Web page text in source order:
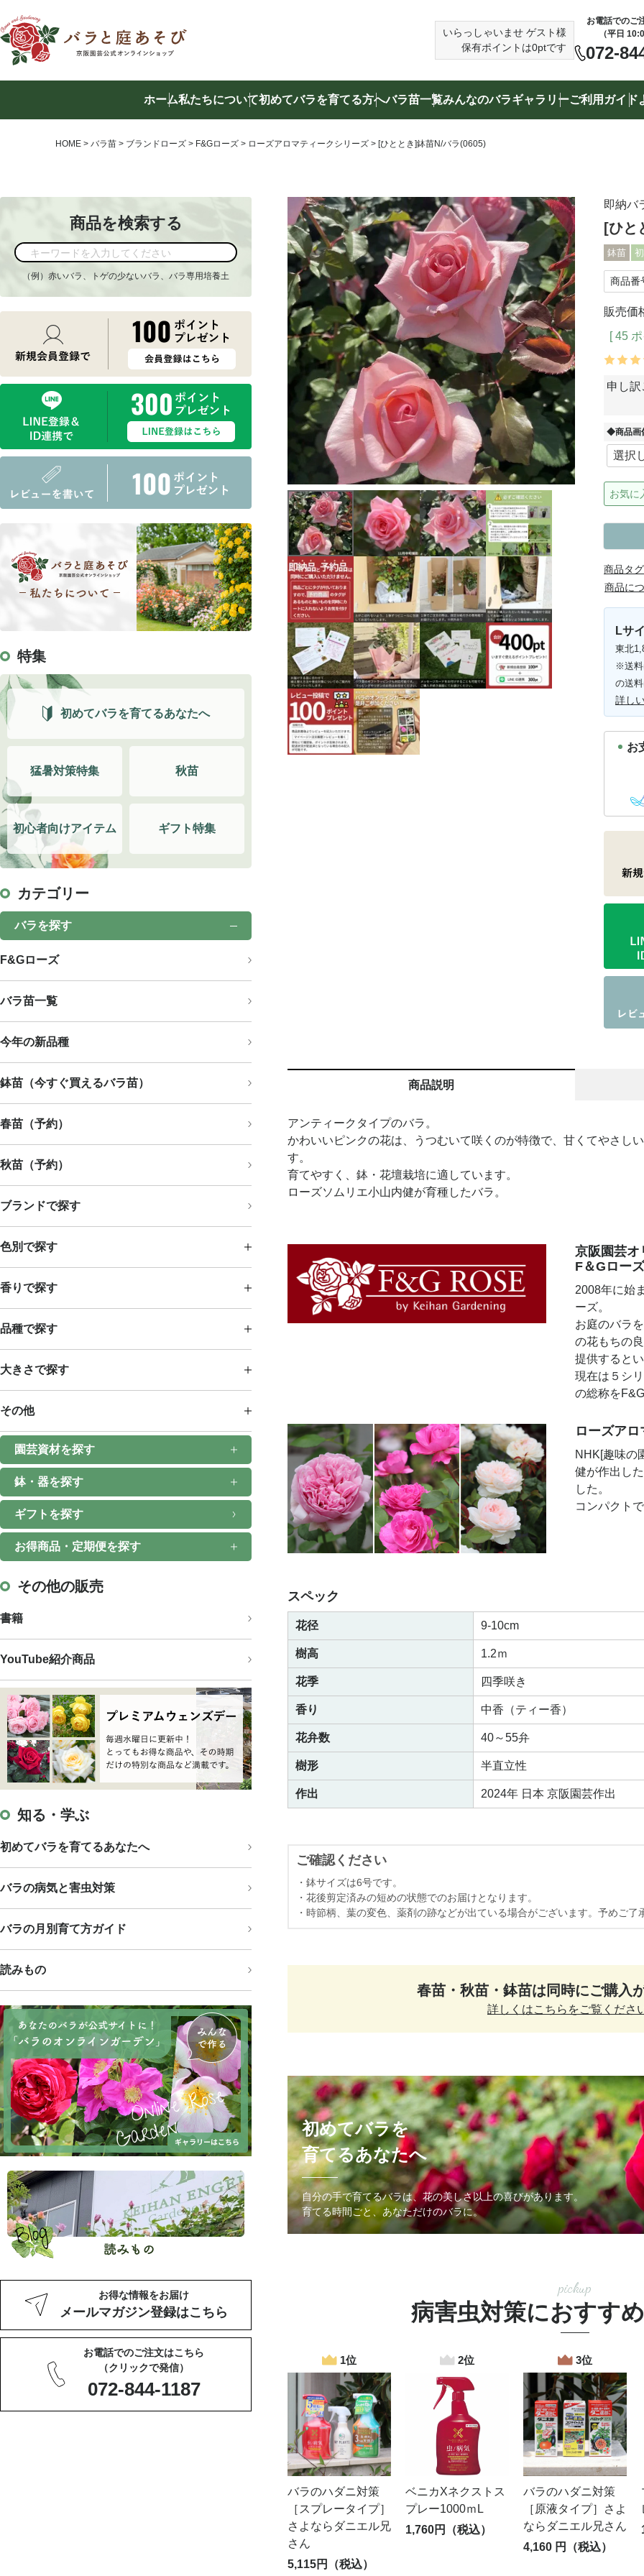
いらっしゃいませ ゲスト様
保有ポイントは0ptです
お電話でのご
（平日
072-
ホーム私たちについて初めてバラを育てる方へバラ苗一覧みんなのバラギャラリーご利用ガイド
商品を検索する
HOME バラ苗 ブランドローズ F&Gローズ ローズアロマティークシリーズ [ひととき]鉢苗N/バラ(0605)
商品を検索する
（例）赤いバラ、トゲの少ないバラ、バラ専用培養土
特集
初めてバラを育てるあなたへ
猛暑対策特集 秋苗
初心者向けアイテム ギフト特集
カテゴリー
バラを探す
F&Gローズ
バラ苗一覧
今年の新品種
鉢苗（今すぐ買えるバラ苗）
春苗（予約）
秋苗（予約）
ブランドで探す
色別で探す
香りで探す
品種で探す
大きさで探す
その他
園芸資材を探す
鉢・器を探す
ギフトを探す
お得商品・定期便を探す
その他の販売
書籍
YouTube紹介商品
知る・学ぶ
初めてバラを育てるあなたへ
バラの病気と害虫対策
バラの月別育て方ガイド
読みもの
お得な情報をお届け
メールマガジン登録はこちら
お電話でのご注文はこちら
（クリックで発信）
072-844-1187
即納バ
[ひと
鉢苗
商品番
販売価
[ 45
申し
◆商品画
お気に
商品タ
商品に
Lサ
東北
※送料
の送
詳し
お
商品説明
京阪園芸オ
F＆Gローズ
2008年に始
ーズ。
お庭のバラ
の花もちの
提供すると
現在は５シ
の総称を
ローズア
NHK[趣味の
健が作出し
した。
コンパクト
アンティークタイプのバラ。
かわいいピンクの花は、うつむいて咲くのが特徴で、甘くてやさし
す。
育てやすく、鉢・花壇栽培に適しています。
ローズソムリエ小山内健が育種したバラ。
スペック
花径 9-10cm
樹高 1.2ｍ
花季 四季咲き
香り 中香（ティー香）
花弁数 40～55弁
樹形 半直立性
作出 2024年 日本 京阪園芸作出
ご確認ください
・鉢サイズは6号です。
・花後剪定済みの短めの状態でのお届けとなります。
・時節柄、葉の変色、薬剤の跡などが出ている場合がございます。予めご了
春苗・秋苗・鉢苗は 同時にご購入
詳しくはこちらをご覧くださ
初めてバラを
育てるあなたへ
自分の手で育てるバラは、花の美しさ以上の喜びがあります。
育てる時間ごと、あなただけのバラに。
pickup
病害虫対策におすす
バラのハダニ対策
［スプレータイプ］
さよならダニエル兄
さん
5,115円（税込）
ベニカXネクストス
プレー1000ｍL
1,760円（税込）
バラのハダニ対策
［原液タイプ］さよ
ならダニエル兄さん
4,160 円（税込）